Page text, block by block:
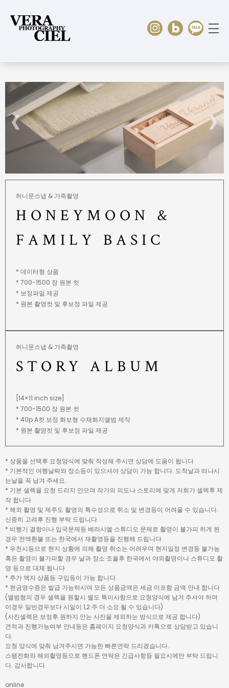
PORTFOLIO ∨
PRICING ∨
ABOUT US
CONTACT
허니문스냅 & 가족촬영
HONEYMOON &
FAMILY BASIC
* 데이터형 상품
* 700-1500 장 원본 컷
* 보정파일 제공
* 원본 촬영컷 및 후보정 파일 제공
허니문스냅 & 가족촬영
STORY ALBUM
[14×11 inch size]
* 700-1500 장 원본 컷
* 40p A컷 보정 화보형 수채화지앨범 제작
* 원본 촬영컷 및 후보정 파일 제공
* 상품을 선택후 요청양식에 맞춰 작성해 주시면 상담에 도움이 됩니다
* 기본적인 여행날짜와 장소등이 있으셔야 상담이 가능 합니다. 도착날과 떠나시
는날을 꼭 남겨 주세요.
* 기본 셀렉을 요청 드리지 안으며 작가의 의도나 스토리에 맞게 저희가 셀렉후 제
작 합니다
* 해외 촬영 및 제주도 촬영의 특수성으로 취소 및 변경등이 어려울 수 있습니다.
신중히 고려후 진행 부탁 드립니다.
* 비행기 결항이나 입국문제등 베라시엘 스튜디오 문제로 촬영이 불가피 하게 된
경우 전액환불 또는 한국에서 재촬영등을 진행해 드립니다.
* 우천시등으로 현지 상황에 의해 촬영 취소는 어려우며 현지일정 변경등 불가능
혹은 촬영이 불가피할 경우 날과 장소 조율후 한국에서 야외촬영이나 스튜디오 촬
영 등으로 대체 됩니다
* 추가 액자 상품등 구입등이 가능 합니다.
* 현금영수증은 발급 가능하시며 모든 상품금액은 세금 미포함 금액 안내 합니다
(앨범형의 경우 셀렉을 원할시 별도 특이사항으로 요청양식에 남겨 주셔야 하며
이경우 일반경우보다 시일이 1,2 주 더 소요 될 수 있습니다)
(사진셀렉은 보정후 원하지 안는 사진을 제외하는 방식으로 제공 합니다)
견적과 진행가능여부 안내등은 홈페이지 요청양식과 카톡으로 상담받고 있습니
다.
요청 양식에 맞춰 남겨주시면 가능한 빠른연락 드리겠습니다.
스팸전화와 해외촬영등으로 핸드폰 연락은 긴급사항등 필요시에만 부탁 드립니
다. 감사합니다.
online